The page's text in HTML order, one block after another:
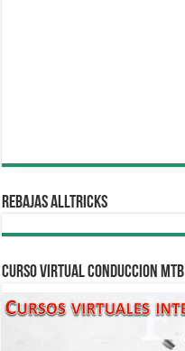
REBAJAS ALLTRICKS
CURSO VIRTUAL CONDUCCION MTB